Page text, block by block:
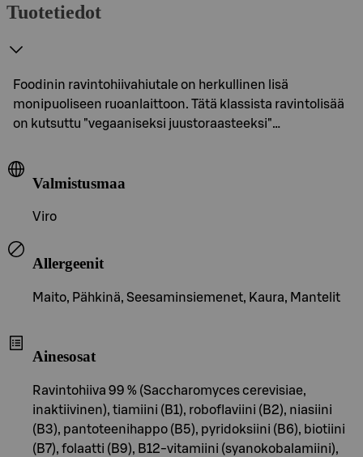
Tuotetiedot
Foodinin ravintohiivahiutale on herkullinen lisä
monipuoliseen ruoanlaittoon. Tätä klassista ravintolisää
on kutsuttu "vegaaniseksi juustoraasteeksi"…
Valmistusmaa
Viro
Allergeenit
Maito, Pähkinä, Seesaminsiemenet, Kaura, Mantelit
Ainesosat
Ravintohiiva 99 % (Saccharomyces cerevisiae,
inaktiivinen), tiamiini (B1), roboflaviini (B2), niasiini
(B3), pantoteenihappo (B5), pyridoksiini (B6), biotiini
(B7), folaatti (B9), B12-vitamiini (syanokobalamiini),